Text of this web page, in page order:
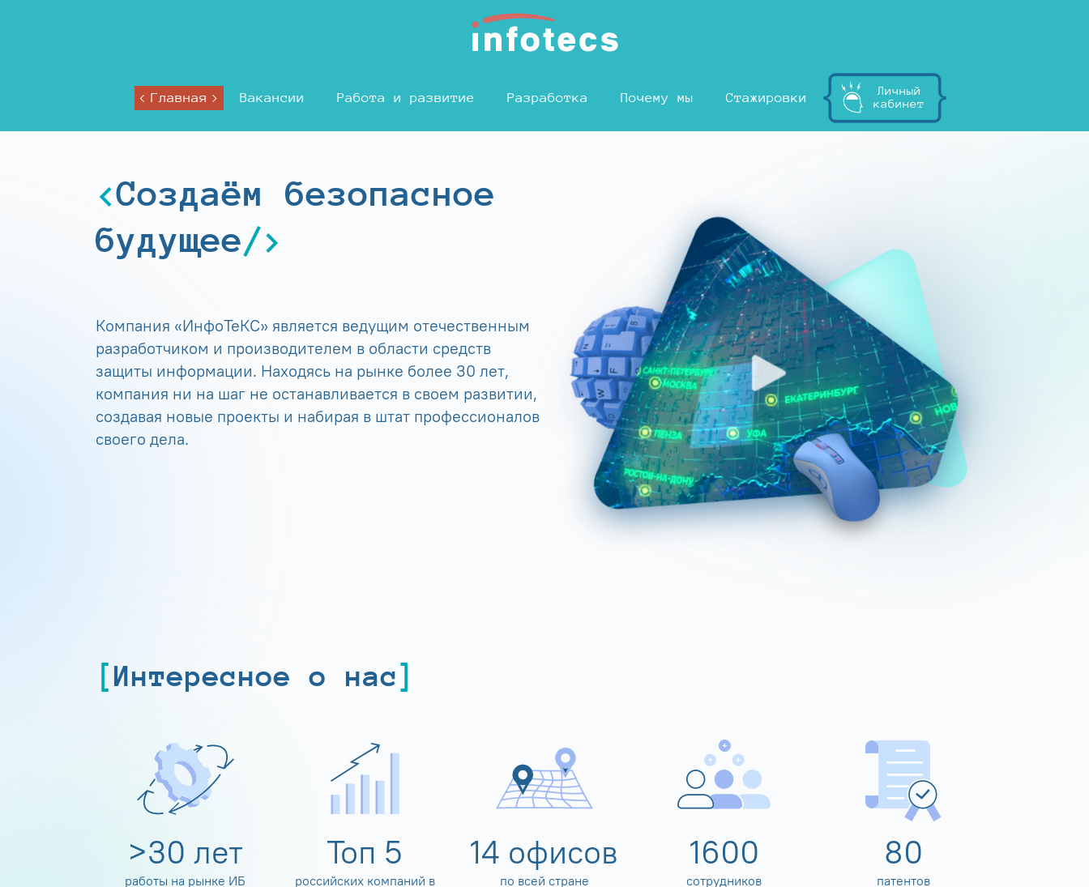
Главная Вакансии Работа и развитие Разработка Почему мы Стажировки
Личный
кабинет
Создаём безопасное
будущее
Компания «ИнфоТеКС» является ведущим отечественным
разработчиком и производителем в области средств
защиты информации. Находясь на рынке более 30 лет,
компания ни на шаг не останавливается в своем развитии,
создавая новые проекты и набирая в штат профессионалов
своего дела.
Интересное о нас
>30 лет
работы на рынке ИБ
Топ 5
российских компаний в
14 офисов
по всей стране
1600
сотрудников
80
патентов